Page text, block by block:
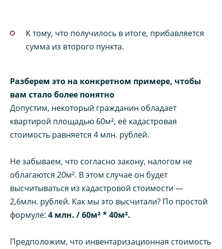
К тому, что получилось в итоге, прибавляется
сумма из второго пункта.
Разберем это на конкретном примере, чтобы
вам стало более понятно
Допустим, некоторый гражданин обладает
квартирой площадью 60м², её кадастровая
стоимость равняется 4 млн. рублей.
Не забываем, что согласно закону, налогом не
облагаются 20м². В этом случае он будет
высчитываться из кадастровой стоимости —
2,6млн. рублей. Как мы это высчитали? По простой
формуле: 4 млн. / 60м² * 40м².
Предположим, что инвентаризационная стоимость